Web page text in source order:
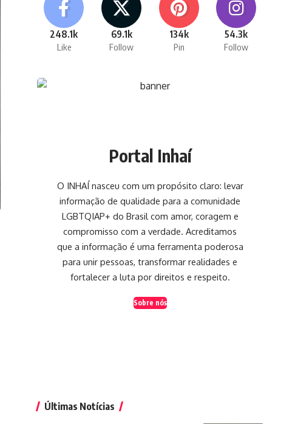
248.1k
Like
69.1k
Follow
134k
Pin
54.3k
Follow
Portal Inhaí
O INHAÍ nasceu com um propósito claro: levar
informação de qualidade para a comunidade
LGBTQIAP+ do Brasil com amor, coragem e
compromisso com a verdade. Acreditamos
que a informação é uma ferramenta poderosa
para unir pessoas, transformar realidades e
fortalecer a luta por direitos e respeito.
Sobre nós
Últimas Notícias